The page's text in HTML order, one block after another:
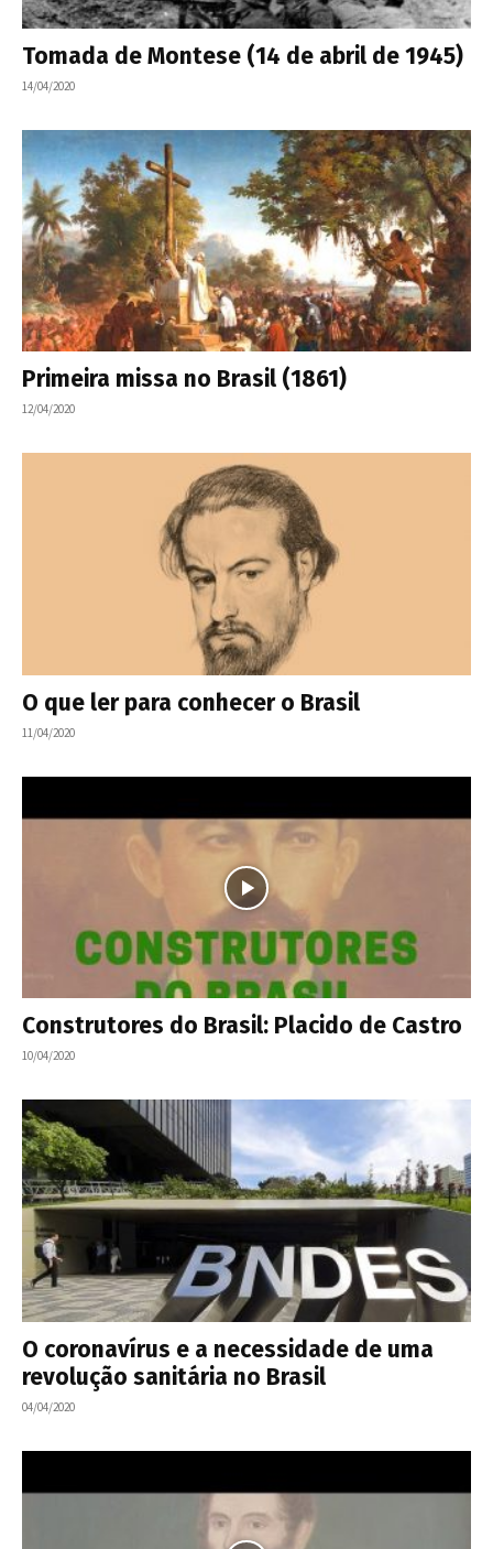
Tomada de Montese (14 de abril de 1945)
14/04/2020
Primeira missa no Brasil (1861)
12/04/2020
O que ler para conhecer o Brasil
11/04/2020
Construtores do Brasil: Placido de Castro
10/04/2020
O coronavírus e a necessidade de uma
revolução sanitária no Brasil
04/04/2020